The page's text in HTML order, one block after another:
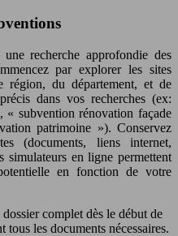
recherche approfondie des
par explorer les sites
du département, et de
dans vos recherches (ex:
« subvention rénovation façade
patrimoine »). Conservez
(documents, liens internet,
simulateurs en ligne permettent
en fonction de votre
complet dès le début de
tous les documents nécessaires.